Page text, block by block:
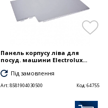
Панель корпусу ліва для
посуд. машини Electrolux...
Під замовлення
Art:8581904030500 Код:64755